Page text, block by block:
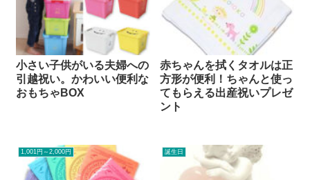
小さい子供がいる夫婦への
引越祝い。かわいい便利な
おもちゃBOX
赤ちゃんを拭くタオルは正
方形が便利！ちゃんと使っ
てもらえる出産祝いプレゼ
ント
1,001円～2,000円 誕生日